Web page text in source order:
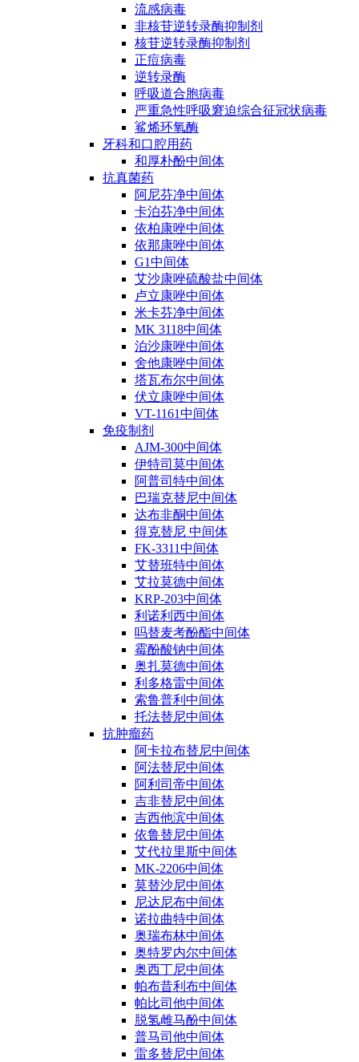
流感病毒
非核苷逆转录酶抑制剂
核苷逆转录酶抑制剂
正痘病毒
逆转录酶
呼吸道合胞病毒
严重急性呼吸窘迫综合征冠状病毒
鲨烯环氧酶
牙科和口腔用药
和厚朴酚中间体
抗真菌药
阿尼芬净中间体
卡泊芬净中间体
依柏康唑中间体
依那康唑中间体
G1中间体
艾沙康唑硫酸盐中间体
卢立康唑中间体
米卡芬净中间体
MK 3118中间体
泊沙康唑中间体
舍他康唑中间体
塔瓦布尔中间体
伏立康唑中间体
VT-1161中间体
免疫制剂
AJM-300中间体
伊特司莫中间体
阿普司特中间体
巴瑞克替尼中间体
达布非酮中间体
得克替尼 中间体
FK-3311中间体
艾替班特中间体
艾拉莫德中间体
KRP-203中间体
利诺利西中间体
吗替麦考酚酯中间体
霉酚酸钠中间体
奥扎莫德中间体
利多格雷中间体
索鲁普利中间体
托法替尼中间体
抗肿瘤药
阿卡拉布替尼中间体
阿法替尼中间体
阿利司帝中间体
吉非替尼中间体
吉西他滨中间体
依鲁替尼中间体
艾代拉里斯中间体
MK-2206中间体
莫替沙尼中间体
尼达尼布中间体
诺拉曲特中间体
奥瑞布林中间体
奥特罗内尔中间体
奥西丁尼中间体
帕布昔利布中间体
帕比司他中间体
脱氢雌马酚中间体
普马司他中间体
雷多替尼中间体